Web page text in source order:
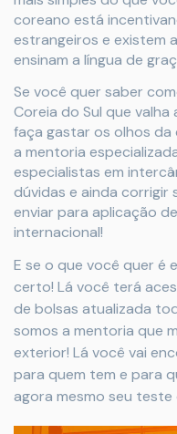
coreano está
estrangeiros e existem
ensinam a língua de
Se você quer saber
Coreia do Sul que
faça gastar os olhos
a mentoria
especialistas em
dúvidas e ainda corrigir
enviar para aplicação
internacional!
E se o que você quer é
certo! Lá você terá
de bolsas atualizada
somos a mentoria que
exterior! Lá você vai
para quem tem e para
agora mesmo seu